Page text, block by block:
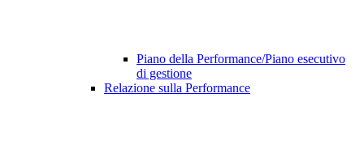
Piano della Performance/Piano esecutivo
di gestione
Relazione sulla Performance